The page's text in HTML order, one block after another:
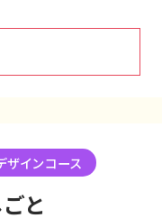
ザインコース
と